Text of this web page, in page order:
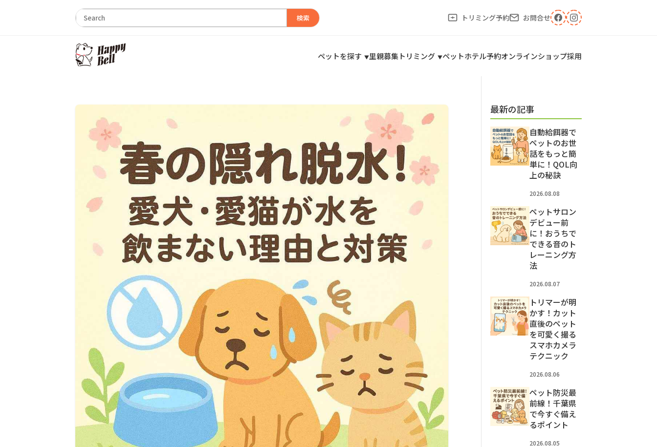
検索 トリミング予約 お問合せ
ペットを探す 里親募集トリミング ペットホテル予約オンラインショップ採用
最新の記事
自動給餌器で
ペットのお世
話をもっと簡
単に！QOL向
上の秘訣
2026.08.08
ペットサロン
デビュー前
に！おうちで
できる音のト
レーニング方
法
2026.08.07
トリマーが明
かす！カット
直後のペット
を可愛く撮る
スマホカメラ
テクニック
2026.08.06
ペット防災最
前線！千葉県
で今すぐ備え
るポイント
2026.08.05